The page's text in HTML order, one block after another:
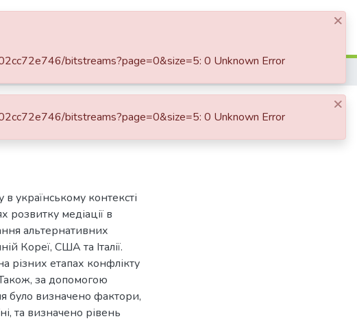
Україна
в українському контексті
медіації в
альтернативних
Кореї, США та Італії.
різних етапах конфлікту
за допомогою
було визначено фактори,
та визначено рівень
×
bitstreams?page=0&size=5: 0 Unknown Error
×
bitstreams?page=0&size=5: 0 Unknown Error